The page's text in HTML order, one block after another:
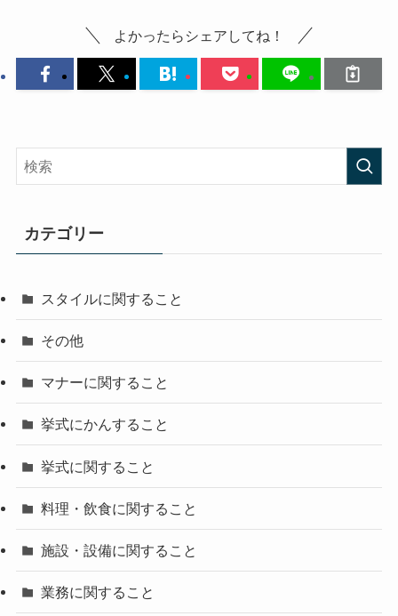
よかったらシェアしてね！
カテゴリー
スタイルに関すること
その他
マナーに関すること
挙式にかんすること
挙式に関すること
料理・飲食に関すること
施設・設備に関すること
業務に関すること